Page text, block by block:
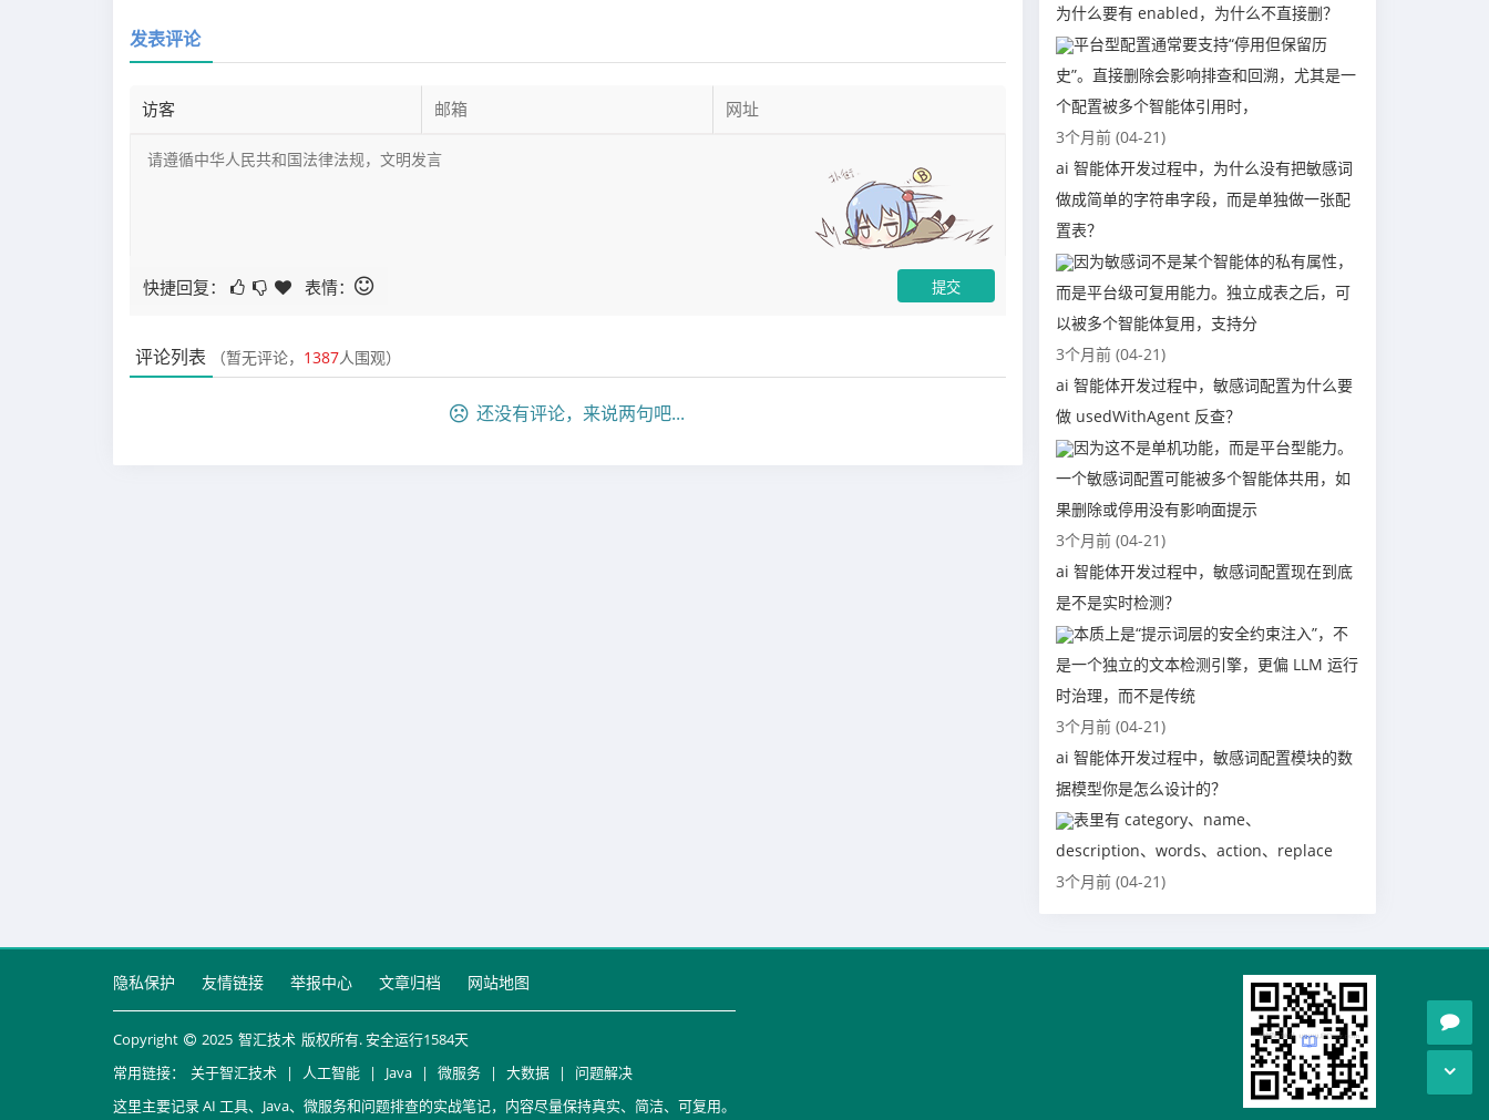
发表评论
快捷回复： 表情：
评论列表 （暂无评论， 1387人围观）
还没有评论，来说两句吧...
为什么要有 enabled，为什么不直接删？
平台型配置通常要支持“停用但保留历
史”。直接删除会影响排查和回溯，尤其是一
个配置被多个智能体引用时，
3个月前 (04-21)
ai 智能体开发过程中，为什么没有把敏感词
做成简单的字符串字段，而是单独做一张配
置表？
因为敏感词不是某个智能体的私有属性，
而是平台级可复用能力。独立成表之后，可
以被多个智能体复用，支持分
3个月前 (04-21)
ai 智能体开发过程中，敏感词配置为什么要
做 usedWithAgent 反查？
因为这不是单机功能，而是平台型能力。
一个敏感词配置可能被多个智能体共用，如
果删除或停用没有影响面提示
3个月前 (04-21)
ai 智能体开发过程中，敏感词配置现在到底
是不是实时检测？
本质上是“提示词层的安全约束注入”，不
是一个独立的文本检测引擎，更偏 LLM 运行
时治理，而不是传统
3个月前 (04-21)
ai 智能体开发过程中，敏感词配置模块的数
据模型你是怎么设计的？
表里有 category、name、
description、words、action、replace
3个月前 (04-21)
隐私保护 友情链接 举报中心 文章归档 网站地图
Copyright 2025 智汇技术 版权所有. 安全运行1584天
常用链接：
关于智汇技术 | 人工智能 | Java | 微服务 | 大数据 |
问题解决
这里主要记录 AI 工具、Java、微服务和问题排查的实战笔记，内容尽量保持真实、简洁、可复用。